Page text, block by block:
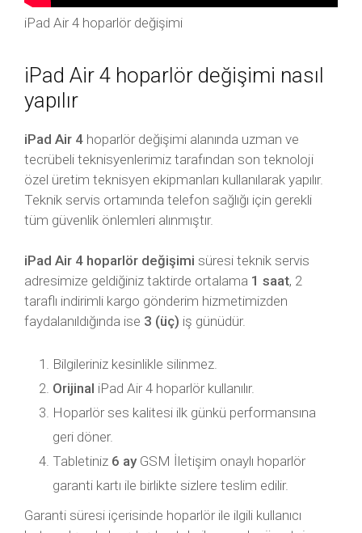
iPad Air 4 hoparlör değişimi
iPad Air 4 hoparlör değişimi nasıl
yapılır
iPad Air 4 hoparlör değişimi alanında uzman ve
tecrübeli teknisyenlerimiz tarafından son teknoloji
özel üretim teknisyen ekipmanları kullanılarak yapılır.
Teknik servis ortamında telefon sağlığı için gerekli
tüm güvenlik önlemleri alınmıştır.
iPad Air 4 hoparlör değişimi süresi teknik servis
adresimize geldiğiniz taktirde ortalama 1 saat, 2
taraflı indirimli kargo gönderim hizmetimizden
faydalanıldığında ise 3 (üç) iş günüdür.
Bilgileriniz kesinlikle silinmez.
Orijinal iPad Air 4 hoparlör kullanılır.
Hoparlör ses kalitesi ilk günkü performansına
geri döner.
Tabletiniz 6 ayGSM İletişim onaylı hoparlör
garanti kartı ile birlikte sizlere teslim edilir.
Garanti süresi içerisinde hoparlör ile ilgili kullanıcı